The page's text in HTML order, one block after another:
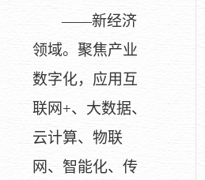
——新经济
领域。聚焦产业
数字化，应用互
联网+、大数据、
云计算、物联
网、智能化、传